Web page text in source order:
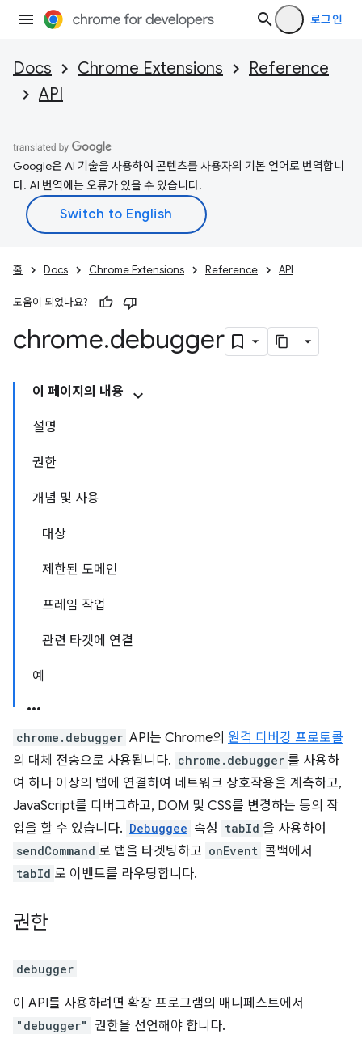
로그인
Docs Chrome Extensions
Reference
API
Google은 AI 기술을 사용하여 콘텐츠를 사용자의 기본 언어로 번역합니
다. AI 번역에는 오류가 있을 수 있습니다.
홈 Docs Chrome Extensions Reference API
도움이 되었나요?
chrome.debugger
이 페이지의 내용
설명
권한
개념 및 사용
대상
제한된 도메인
프레임 작업
관련 타겟에 연결
예
chrome.debugger API는 Chrome의 원격 디버깅 프로토콜
의 대체 전송으로 사용됩니다. chrome.debugger 를 사용하
여 하나 이상의 탭에 연결하여 네트워크 상호작용을 계측하고,
JavaScript를 디버그하고, DOM 및 CSS를 변경하는 등의 작
업을 할 수 있습니다. Debuggee 속성 tabId 을 사용하여
sendCommand 로 탭을 타겟팅하고 onEvent 콜백에서
tabId 로 이벤트를 라우팅합니다.
권한
debugger
이 API를 사용하려면 확장 프로그램의 매니페스트에서
"debugger" 권한을 선언해야 합니다.